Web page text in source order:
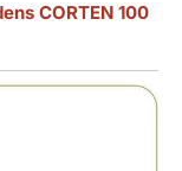
CORTEN 100